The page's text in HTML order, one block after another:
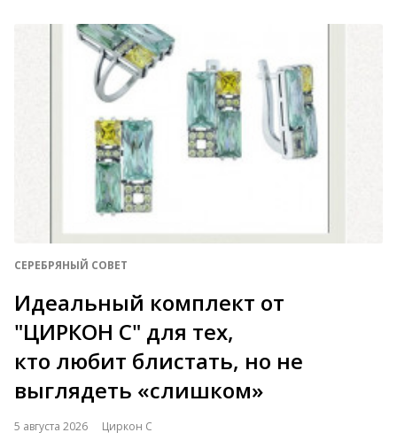
СЕРЕБРЯНЫЙ СОВЕТ
Идеальный комплект от
"ЦИРКОН С" для тех,
кто любит блистать, но не
выглядеть «слишком»
5 августа 2026 Циркон С